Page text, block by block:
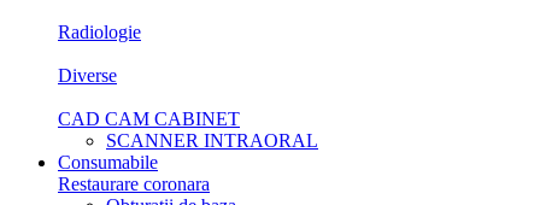
Radiologie
Diverse
CAD CAM CABINET
SCANNER INTRAORAL
Consumabile
Restaurare coronara